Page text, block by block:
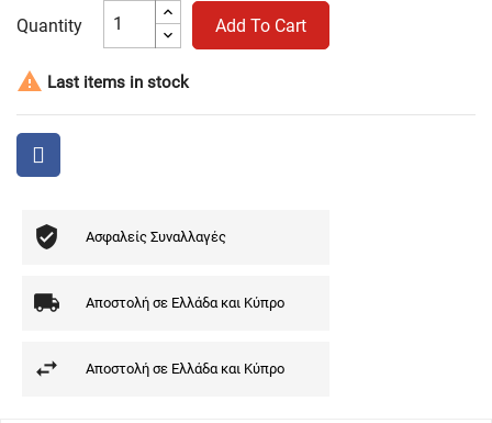
Quantity Add To Cart
 Last items in stock
Ασφαλείς Συναλλαγές
Αποστολή σε Ελλάδα και Κύπρο
Αποστολή σε Ελλάδα και Κύπρο